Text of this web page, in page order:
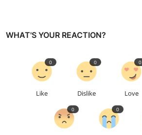
WHAT'S YOUR REACTION?
Like
0
Dislike
0
Love
0
0 0